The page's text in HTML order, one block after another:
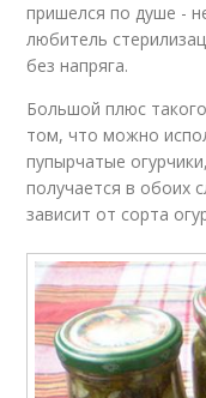
пришелся по душе -
любитель
без напряга.
Большой плюс
том, что можно
пупырчатые
получается в обоих
зависит от сорта